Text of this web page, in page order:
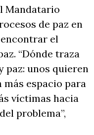
Mandatario
de paz en
el
“Dónde traza
paz: unos quieren
espacio para
víctimas hacia
problema”,